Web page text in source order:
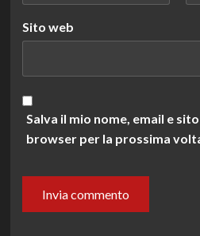
Sito web
Salva il mio nome, email e
browser per la prossima